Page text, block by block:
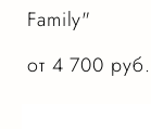
Family"
от 4 700 pуб.